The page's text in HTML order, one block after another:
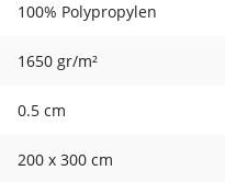
100% Polypropylen
1650 gr/m²
0.5 cm
200 x 300 cm